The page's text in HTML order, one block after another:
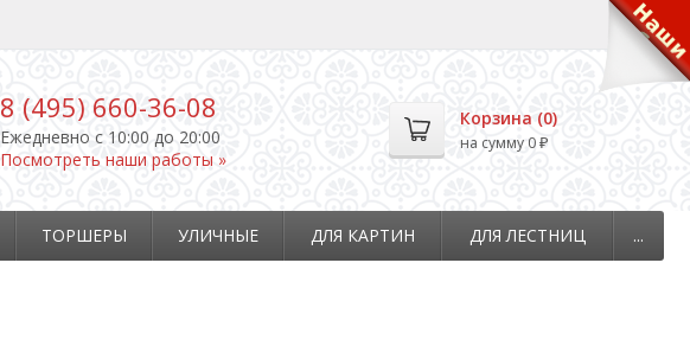
8 (495) 660-36-08
Ежедневно c 10:00 до 20:00
Посмотреть наши работы »
Корзина (0)
на сумму 0 ₽
ТОРШЕРЫ УЛИЧНЫЕ ДЛЯ КАРТИН ДЛЯ ЛЕСТНИЦ ...